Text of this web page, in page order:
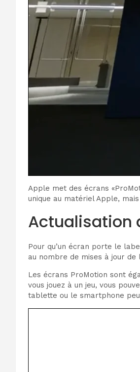
Apple met des écrans
unique au matériel Apple,
Actualisation
Pour qu’un écran porte le
au nombre de mises à jour
Les écrans ProMotion sont
vous jouez à un jeu, vous
tablette ou le smartphone